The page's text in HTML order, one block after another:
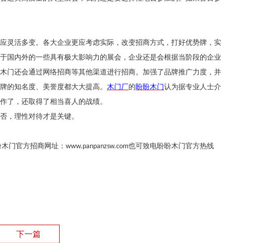
灵活多变。各大企业更应考虑实际，改变招商方式，打好优势牌，实
国内外的一些具有极大影响力的展会，企业还是会根据当阶段的企业
门还会通过网络招商等其他渠道进行招商。加强了品牌推广力度，并
的知名度、美誉度都大大提高。 木门厂的盼盼木门认为据专业人士介
了，还取得了相当喜人的战绩。
，理性对待才是关键。
门官方招商网址： www.panpanzsw.com也可致电盼盼木门官方热线
下一篇